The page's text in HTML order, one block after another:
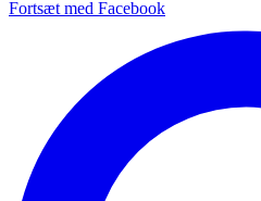
Fortsæt med Facebook